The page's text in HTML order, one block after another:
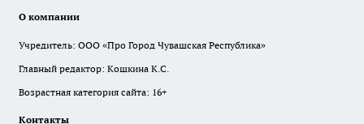
О компании
Учредитель: ООО «Про Город Чувашская Республика»
Главный редактор: Кошкина К.С.
Возрастная категория сайта: 16+
Контакты